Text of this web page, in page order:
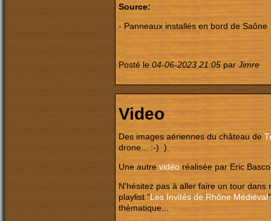
Source:
- Panneaux installés en bord de Saône
Posté le 04-06-2023 21:05 par Jimre
Video
Des images aériennes du château de
drone... :-) ).
Une autre vidéo réalisée par Eric
N'hésitez pas à aller faire un tour dans
playlist "Les Invités de Rhône Médiéval
thématique..